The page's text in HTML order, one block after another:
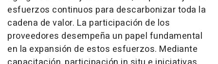
esfuerzos continuos para descarbonizar toda la
cadena de valor. La participación de los
proveedores desempeña un papel fundamental
en la expansión de estos esfuerzos. Mediante